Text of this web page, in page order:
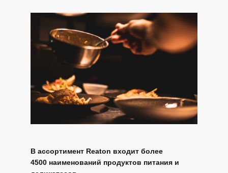
В ассортимент Reaton входит более
4500 наименований продуктов питания и